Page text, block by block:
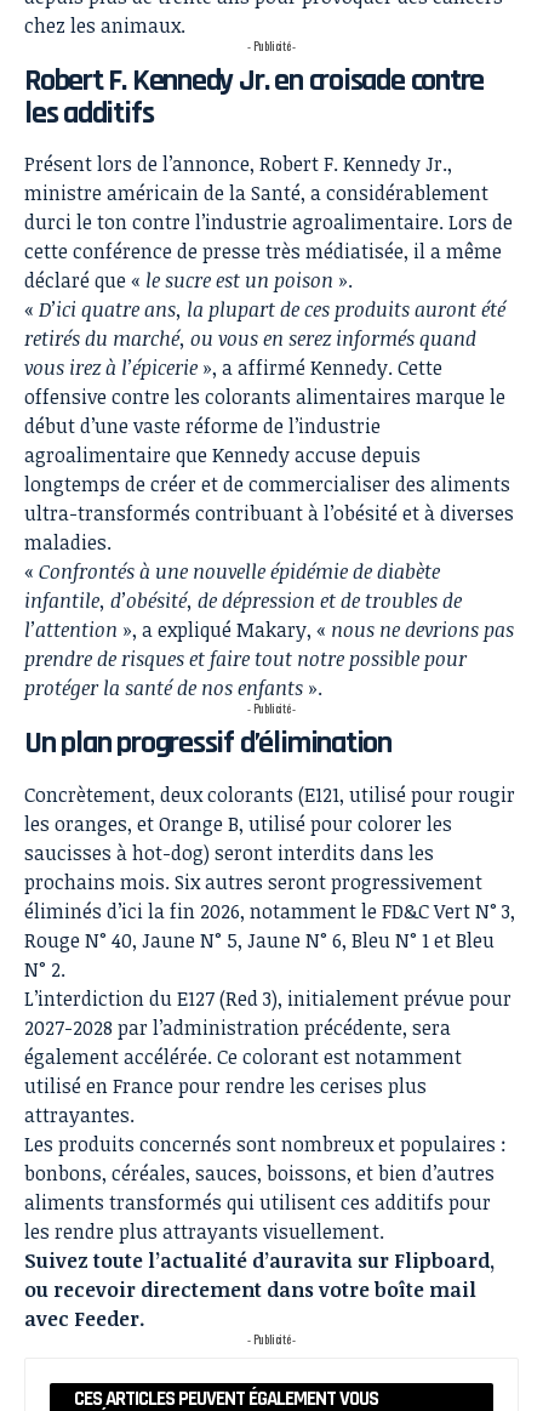
chez les animaux.
- Publicité -
Robert F. Kennedy Jr. en croisade contre
les additifs
Présent lors de l’annonce, Robert F. Kennedy Jr.,
ministre américain de la Santé, a considérablement
durci le ton contre l’industrie agroalimentaire. Lors de
cette conférence de presse très médiatisée, il a même
déclaré que « le sucre est un poison ».
« D’ici quatre ans, la plupart de ces produits auront été
retirés du marché, ou vous en serez informés quand
vous irez à l’épicerie », a affirmé Kennedy. Cette
offensive contre les colorants alimentaires marque le
début d’une vaste réforme de l’industrie
agroalimentaire que Kennedy accuse depuis
longtemps de créer et de commercialiser des aliments
ultra-transformés contribuant à l’obésité et à diverses
maladies.
« Confrontés à une nouvelle épidémie de diabète
infantile, d’obésité, de dépression et de troubles de
l’attention », a expliqué Makary, « nous ne devrions pas
prendre de risques et faire tout notre possible pour
protéger la santé de nos enfants ».
- Publicité -
Un plan progressif d’élimination
Concrètement, deux colorants (E121, utilisé pour rougir
les oranges, et Orange B, utilisé pour colorer les
saucisses à hot-dog) seront interdits dans les
prochains mois. Six autres seront progressivement
éliminés d’ici la fin 2026, notamment le FD&C Vert N° 3,
Rouge N° 40, Jaune N° 5, Jaune N° 6, Bleu N° 1 et Bleu
N° 2.
L’interdiction du E127 (Red 3), initialement prévue pour
2027-2028 par l’administration précédente, sera
également accélérée. Ce colorant est notamment
utilisé en France pour rendre les cerises plus
attrayantes.
Les produits concernés sont nombreux et populaires :
bonbons, céréales, sauces, boissons, et bien d’autres
aliments transformés qui utilisent ces additifs pour
les rendre plus attrayants visuellement.
Suivez toute l’actualité d’auravita sur Flipboard,
ou recevoir directement dans votre boîte mail
avec Feeder.
- Publicité -
CES ARTICLES PEUVENT ÉGALEMENT VOUS